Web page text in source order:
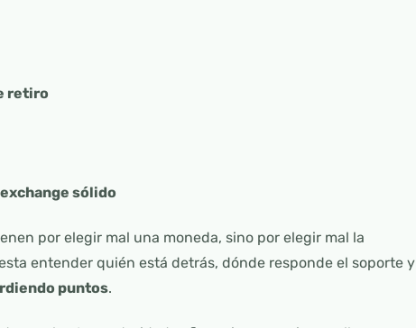
retiro
sólido
por elegir mal una moneda, sino por elegir mal la
entender quién está detrás, dónde responde el soporte y
puntos.